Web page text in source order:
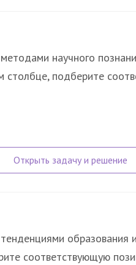
научного
столбце, подберите
соответствующую